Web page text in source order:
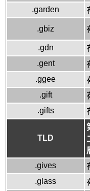
.garden
.gbiz
.gdn
.gent
.ggee
.gift
.gifts
TLD
.gives
.glass